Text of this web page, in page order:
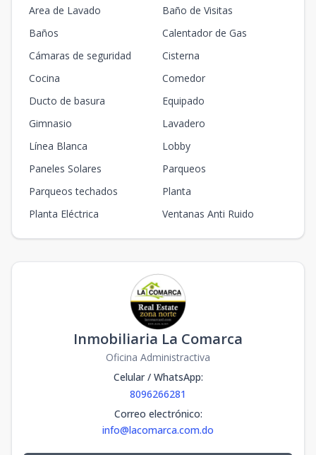
Area de Lavado
Baño de Visitas
Baños
Calentador de Gas
Cámaras de seguridad
Cisterna
Cocina
Comedor
Ducto de basura
Equipado
Gimnasio
Lavadero
Línea Blanca
Lobby
Paneles Solares
Parqueos
Parqueos techados
Planta
Planta Eléctrica
Ventanas Anti Ruido
Inmobiliaria La Comarca
Oficina Administractiva
Celular / WhatsApp:
8096266281
Correo electrónico:
info@lacomarca.com.do